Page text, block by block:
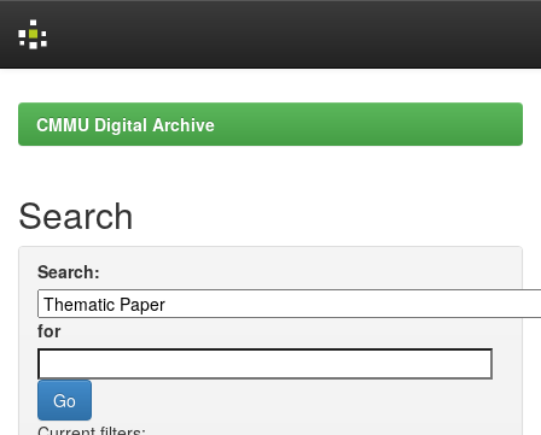
navigationCMMU Digital Archive
Search
Search:
for